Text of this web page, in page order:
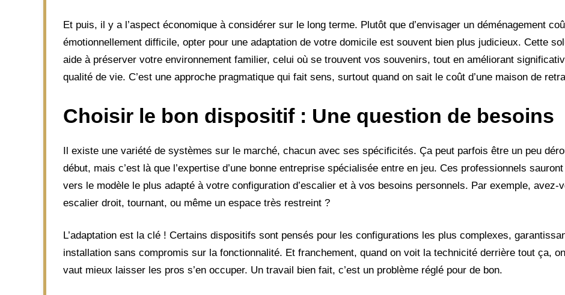
Et puis, il y a l’aspect économique à considérer sur le long terme. Plutôt que d’envisager un déménagement
émotionnellement difficile, opter pour une adaptation de votre domicile est souvent bien plus judicieux. Cette
aide à préserver votre environnement familier, celui où se trouvent vos souvenirs, tout en améliorant
qualité de vie. C’est une approche pragmatique qui fait sens, surtout quand on sait le coût d’une maison de
Choisir le bon dispositif : Une question de besoins
Il existe une variété de systèmes sur le marché, chacun avec ses spécificités. Ça peut parfois être un peu
début, mais c’est là que l’expertise d’une bonne entreprise spécialisée entre en jeu. Ces professionnels
vers le modèle le plus adapté à votre configuration d’escalier et à vos besoins personnels. Par exemple, avez-
escalier droit, tournant, ou même un espace très restreint ?
L’adaptation est la clé ! Certains dispositifs sont pensés pour les configurations les plus complexes,
installation sans compromis sur la fonctionnalité. Et franchement, quand on voit la technicité derrière tout ça,
vaut mieux laisser les pros s’en occuper. Un travail bien fait, c’est un problème réglé pour de bon.